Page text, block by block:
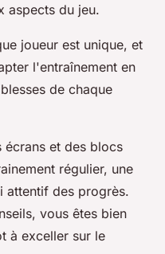
aspects du jeu.
joueur est unique, et
l'entraînement en
de chaque
écrans et des blocs
régulier, une
attentif des progrès.
vous êtes bien
à exceller sur le